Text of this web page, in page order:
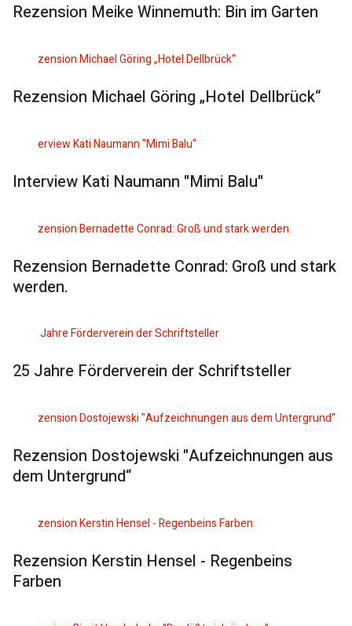
Rezension Meike Winnemuth: Bin im Garten
Rezension Michael Göring „Hotel Dellbrück“
Interview Kati Naumann "Mimi Balu"
Rezension Bernadette Conrad: Groß und stark
werden.
25 Jahre Förderverein der Schriftsteller
Rezension Dostojewski "Aufzeichnungen aus
dem Untergrund“
Rezension Kerstin Hensel - Regenbeins
Farben